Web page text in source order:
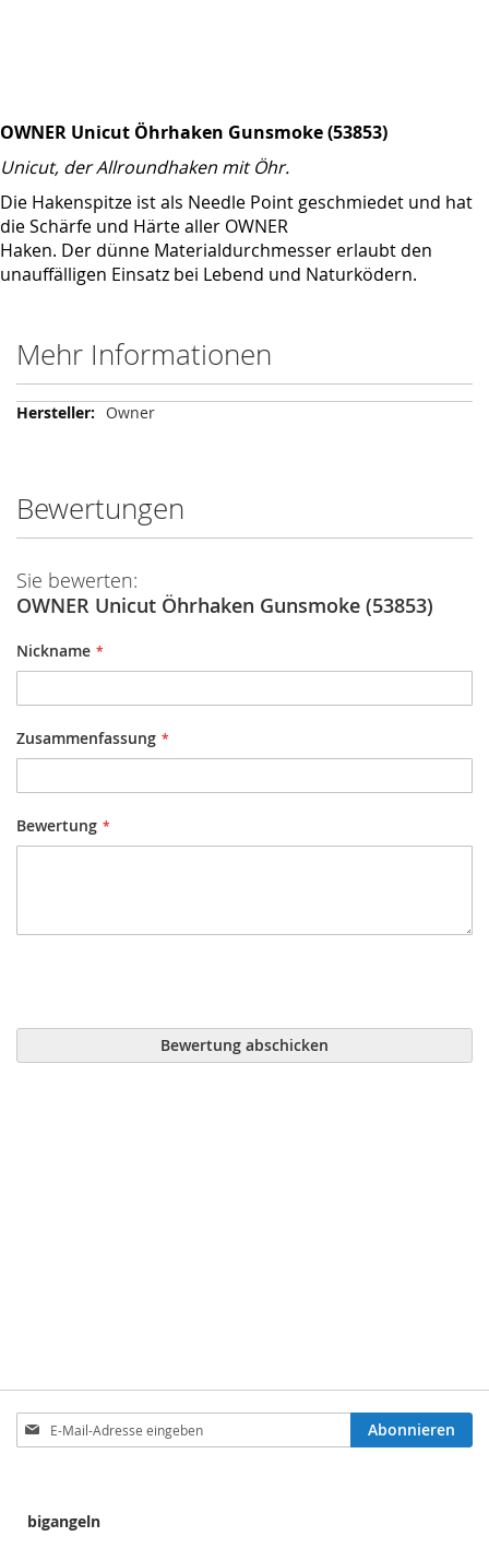
OWNER Unicut Öhrhaken Gunsmoke (53853)
Unicut, der Allroundhaken mit Öhr.
Die Hakenspitze ist als Needle Point geschmiedet und hat
die Schärfe und Härte aller OWNER
Haken. Der dünne Materialdurchmesser erlaubt den
unauffälligen Einsatz bei Lebend und Naturködern.
Mehr Informationen
Mehr
Owner
Bewertungen
Sie bewerten:
OWNER Unicut Öhrhaken Gunsmoke (53853)
Nickname
Zusammenfassung
Bewertung
Bewertung abschicken
Anmeldung
zum
Abonnieren
bigangeln